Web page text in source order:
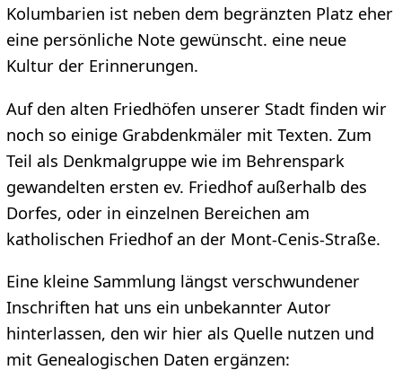
Kolumbarien ist neben dem begränzten Platz eher
eine persönliche Note gewünscht. eine neue
Kultur der Erinnerungen.
Auf den alten Friedhöfen unserer Stadt finden wir
noch so einige Grabdenkmäler mit Texten. Zum
Teil als Denkmalgruppe wie im Behrenspark
gewandelten ersten ev. Friedhof außerhalb des
Dorfes, oder in einzelnen Bereichen am
katholischen Friedhof an der Mont-Cenis-Straße.
Eine kleine Sammlung längst verschwundener
Inschriften hat uns ein unbekannter Autor
hinterlassen, den wir hier als Quelle nutzen und
mit Genealogischen Daten ergänzen: